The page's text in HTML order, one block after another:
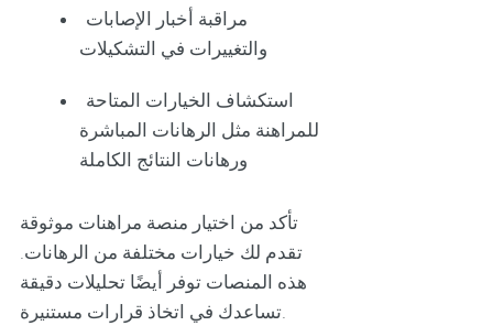
مراقبة أخبار الإصابات
والتغييرات في التشكيلات
استكشاف الخيارات المتاحة
للمراهنة مثل الرهانات المباشرة
ورهانات النتائج الكاملة
تأكد من اختيار منصة مراهنات موثوقة
تقدم لك خيارات مختلفة من الرهانات.
هذه المنصات توفر أيضًا تحليلات دقيقة
تساعدك في اتخاذ قرارات مستنيرة.